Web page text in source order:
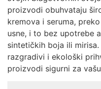
proizvodi obuhvataju
kremova i seruma,
usne, i to bez upotrebe
sintetičkih boja ili
razgradivi i ekološki
proizvodi sigurni za